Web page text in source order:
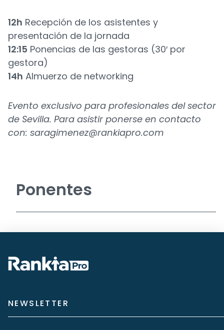
12h Recepción de los asistentes y
presentación de la jornada
12:15 Ponencias de las gestoras (30′ por
gestora)
14h Almuerzo de networking
Evento exclusivo para profesionales del sector
de Sevilla. Para asistir ponerse en contacto
con: saragimenez@rankiapro.com
Ponentes
NEWSLETTER